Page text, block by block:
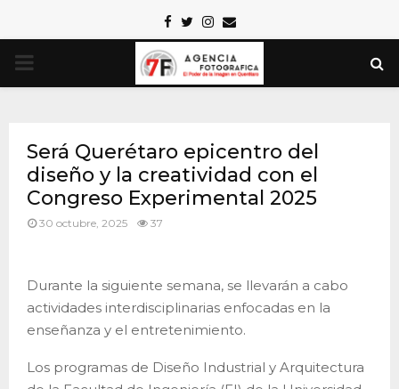
Facebook
TwitterInstagram
Email
PRIMARY
Será Querétaro epicentro del
diseño y la creatividad con el
Congreso Experimental 2025
30 octubre, 2025 37
Durante la siguiente semana, se llevarán a cabo
actividades interdisciplinarias enfocadas en la
enseñanza y el entretenimiento.
Los programas de Diseño Industrial y Arquitectura